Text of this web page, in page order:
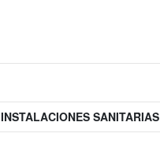
INSTALACIONES SANITARIAS